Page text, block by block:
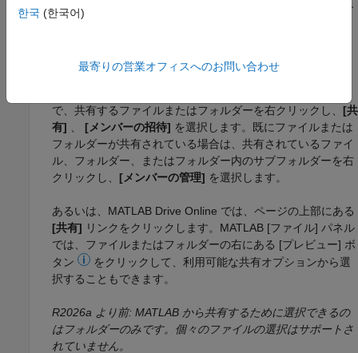
す。個人的な招待で項目を共有すると、項目を表示または編集す
招待を送信するには、次を行います。
で、共有するファイルまたはフォルダーを右クリックし、 [共
有]
[メンバーの招待] を選択します。既にファイルまたは
フォルダーが共有されている場合は、共有されているファイ
ル、フォルダー、またはフォルダー内のサブフォルダーを右
クリックし、 [メンバーの管理] を選択します。
あるいは、 MATLAB Drive Online では、ページの上部にある
[共有] リンクをクリックします。MATLAB [ファイル] パネル
では、ファイルまたはフォルダーの右にある [プレビュー] ボ
タン
をクリックして、利用可能な共有オプションから選
択することもできます。
R2026a より前: MATLAB から共有するために選択できるの
はフォルダーのみです。個々のファイルの選択はサポートさ
れていません。
한국 (한국어)
最寄りの営業オフィスへのお問い合わせ